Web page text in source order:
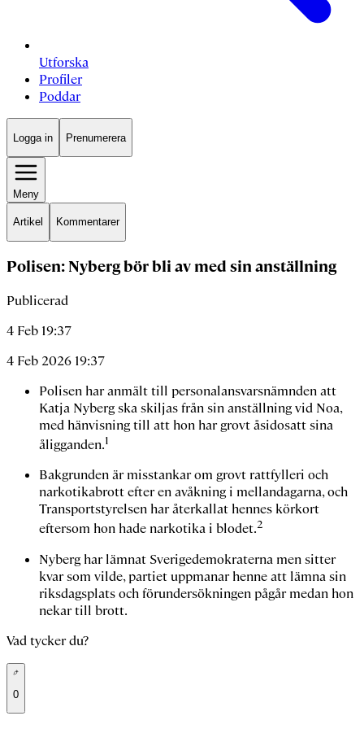
Utforska
Profiler
Poddar
Logga in Prenumerera
Meny
Artikel Kommentarer
Polisen: Nyberg bör bli av med sin anställning
Publicerad
4 Feb 19:37
4 Feb 2026 19:37
Polisen har anmält till personalansvarsnämnden att
Katja Nyberg ska skiljas från sin anställning vid Noa,
med hänvisning till att hon har grovt åsidosatt sina
åligganden.1
Bakgrunden är misstankar om grovt rattfylleri och
narkotikabrott efter en avåkning i mellandagarna, och
Transportstyrelsen har återkallat hennes körkort
eftersom hon hade narkotika i blodet.2
Nyberg har lämnat Sverigedemokraterna men sitter
kvar som vilde, partiet uppmanar henne att lämna sin
riksdagsplats och förundersökningen pågår medan hon
nekar till brott.
Vad tycker du?
0